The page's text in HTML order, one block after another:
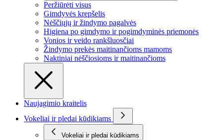
Peržiūrėti visus
Gimdyvės krepšelis
Nėščiųjų ir žindymo pagalvės
Higiena po gimdymo ir pogimdyminės priemonės
Vonios ir veido rankšluosčiai
Žindymo prekės maitinančioms mamoms
Naktiniai nėščiosioms ir maitinančioms
Naujagimio kraitelis
Vokeliai ir pledai kūdikiams
Vokeliai ir pledai kūdikiams